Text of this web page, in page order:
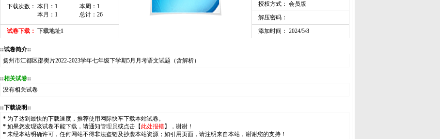
下载次数： 本日：1
本月：1
本周：1
总计：26
授权方式： 会员版
解压密码：
试卷下载： 下载地址1 添加时间： 2024/5/8
::试卷简介::
扬州市江都区邵樊片2022-2023学年七年级下学期5月月考语文试题（含解析）
::相关试卷::
没有相关试卷
::下载说明::
* 为了达到最快的下载速度，推荐使用网际快车下载本站试卷。
* 如果您发现该试卷不能下载，请通知管理员或点击【 此处报错】，谢谢！
* 未经本站明确许可，任何网站不得非法盗链及抄袭本站资源；如引用页面，请注明来自本站，谢谢您的支持！